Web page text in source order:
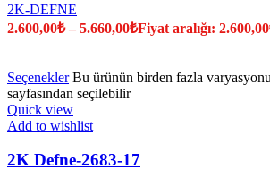
2K-DEFNE
2.600,00₺ –5.660,00₺Fiyat aralığı:
Seçenekler Bu ürünün birden fazla
sayfasından seçilebilir
Quick view
Add to wishlist
2K Defne-2683-17